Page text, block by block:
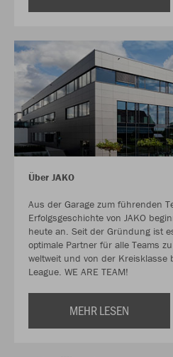
Über JAKO
Aus der Garage zum führenden
Erfolgsgeschichte von JAKO
heute an. Seit der Gründung ist
optimale Partner für alle Teams
weltweit und von der Kreisklasse
League. WE ARE TEAM!
MEHR LESEN